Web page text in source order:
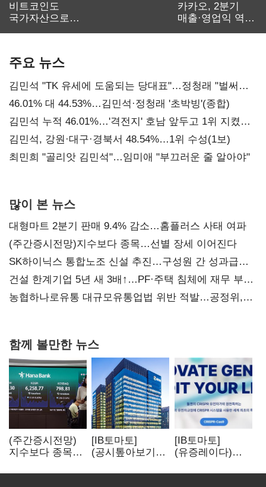
비트코인도
국가자산으로…'
카카오, 2분기
매출·영업익 역대
주요 뉴스
김민석 "TK 유세에 도움되는 당대표"…정청래 "벌써
대표된 양 당직 배분"
46.01% 대 44.53%…김민석·정청래 '초박빙'(종합)
김민석 누적 46.01%…'격전지' 호남 앞두고 1위 지켰다
(2보)
김민석, 강원·대구·경북서 48.54%…1위 수성(1보)
최민희 "골리앗 김민석"…임미애 "부끄러운 줄 알아야"
많이 본 뉴스
대형마트 2분기 판매 9.4% 감소…홈플러스 사태 여파
(주간증시전망)지수보다 종목…선별 장세 이어진다
SK하이닉스 통합노조 신설 추진…구성원 간 성과급
불만 확산
건설 한계기업 5년 새 3배↑…PF·주택 침체에 재무 부담
확대
농협하나로유통 대규모유통업법 위반 적발…공정위,
함께 볼만한 뉴스
(주간증시전망)
지수보다 종목…
이어진다
[IB토마토]
(공시톺아보기)
바로 매출로
[IB토마토]
(유증레이다)
3분의 1 토막…